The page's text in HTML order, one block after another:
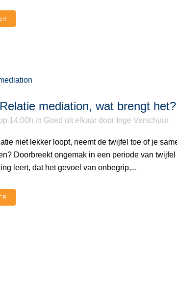
Relatie mediation, wat brengt het?
14:00h in Goed uit elkaar door Inge Verschuur
niet lekker loopt, neemt de twijfel toe of je
Doorbreekt ongemak in een periode van
leert, dat het gevoel van onbegrip,...